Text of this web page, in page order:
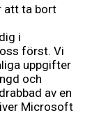
att ta bort
i
först. Vi
uppgifter
och
av en
Microsoft